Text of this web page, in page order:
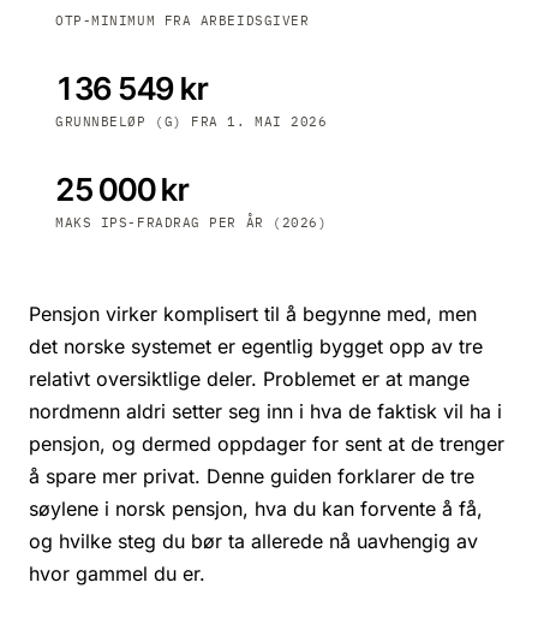
OTP-MINIMUM FRA ARBEIDSGIVER
136 549 kr
GRUNNBELØP (G) FRA 1. MAI 2026
25 000 kr
MAKS IPS-FRADRAG PER ÅR (2026)
Pensjon virker komplisert til å begynne med, men
det norske systemet er egentlig bygget opp av tre
relativt oversiktlige deler. Problemet er at mange
nordmenn aldri setter seg inn i hva de faktisk vil ha i
pensjon, og dermed oppdager for sent at de trenger
å spare mer privat. Denne guiden forklarer de tre
søylene i norsk pensjon, hva du kan forvente å få,
og hvilke steg du bør ta allerede nå uavhengig av
hvor gammel du er.